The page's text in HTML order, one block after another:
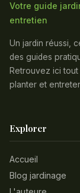
Votre guide
entretien
Un jardin réussi,
des guides
Retrouvez ici
planter et
Explorer
Accueil
Blog jardinage